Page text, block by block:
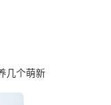
几个萌新